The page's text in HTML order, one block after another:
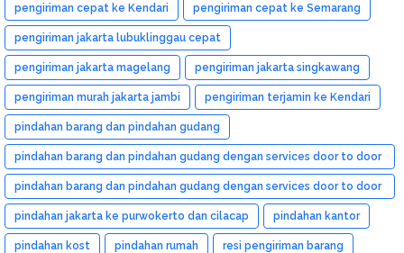
pengiriman cepat ke Kendari pengiriman cepat ke Semarang
pengiriman jakarta lubuklinggau cepat
pengiriman jakarta magelang pengiriman jakarta singkawang
pengiriman murah jakarta jambi pengiriman terjamin ke Kendari
pindahan barang dan pindahan gudang
pindahan barang dan pindahan gudang dengan services door to door
dan murah
pindahan barang dan pindahan gudang dengan services door to door
dan murah medan
pindahan jakarta ke purwokerto dan cilacap pindahan kantor
pindahan kost pindahan rumah resi pengiriman barang